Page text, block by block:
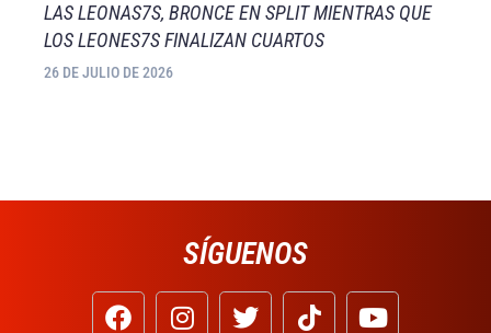
LAS LEONAS7S, BRONCE EN SPLIT MIENTRAS QUE
LOS LEONES7S FINALIZAN CUARTOS
26 DE JULIO DE 2026
SÍGUENOS